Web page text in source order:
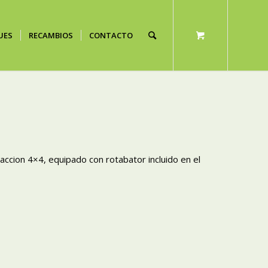
RECAMBIOS CONTACTO
4×4, equipado con rotabator incluido en el